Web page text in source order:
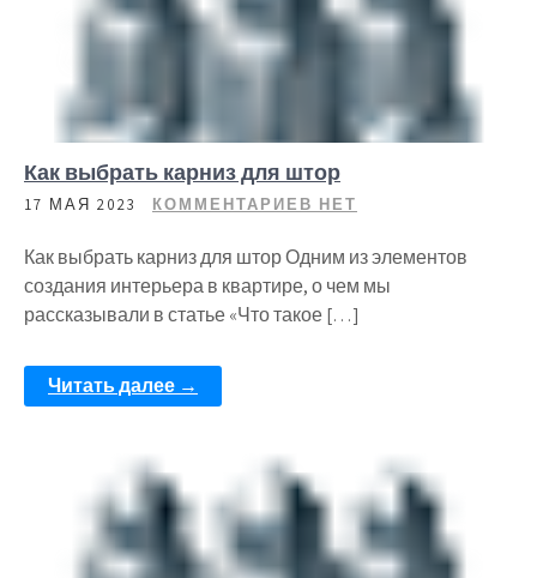
Как выбрать карниз для штор
17 МАЯ 2023 КОММЕНТАРИЕВ НЕТ
Как выбрать карниз для штор Одним из элементов
создания интерьера в квартире, о чем мы
рассказывали в статье «Что такое […]
Читать далее →